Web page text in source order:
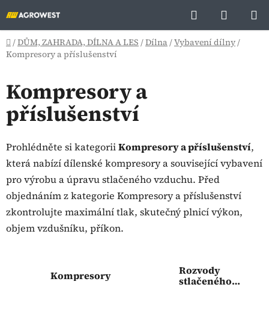
na
obsah
Hledat
KOŠÍK
Domů
/DŮM, ZAHRADA, DÍLNA A LES /Dílna/Vybavení dílny/
Kompresory a příslušenství
Kompresory a
příslušenství
Prohlédněte si kategoriiKompresory a příslušenství,
která nabízí dílenské kompresory a související vybavení
pro výrobu a úpravu stlačeného vzduchu. Před
objednáním z kategorie Kompresory a příslušenství
zkontrolujte maximální tlak, skutečný plnicí výkon,
objem vzdušníku, příkon.
Kompresory
Rozvody
stlačeného